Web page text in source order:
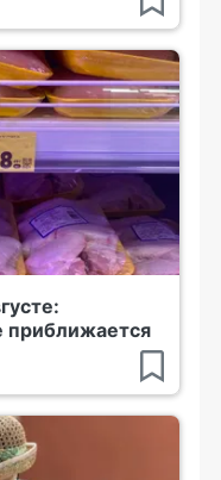
приближается